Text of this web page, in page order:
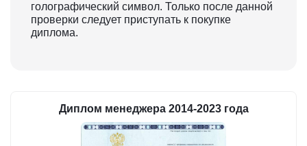
голографический символ. Только после данной
проверки следует приступать к покупке
диплома.
Диплом менеджера 2014-2023 года